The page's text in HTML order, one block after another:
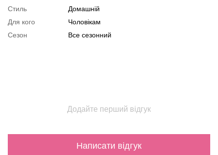
Стиль
Домашній
Для кого
Чоловікам
Сезон
Все сезонний
Додайте перший відгук
Написати відгук